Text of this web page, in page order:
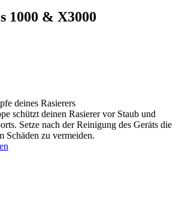
1000 & X3000
deines Rasierers
schützt deinen Rasierer vor Staub und
Setze nach der Reinigung des Geräts die
Schäden zu vermeiden.